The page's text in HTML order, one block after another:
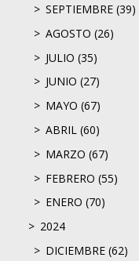
SEPTIEMBRE (39)
AGOSTO (26)
JULIO (35)
JUNIO (27)
MAYO (67)
ABRIL (60)
MARZO (67)
FEBRERO (55)
ENERO (70)
2024
DICIEMBRE (62)